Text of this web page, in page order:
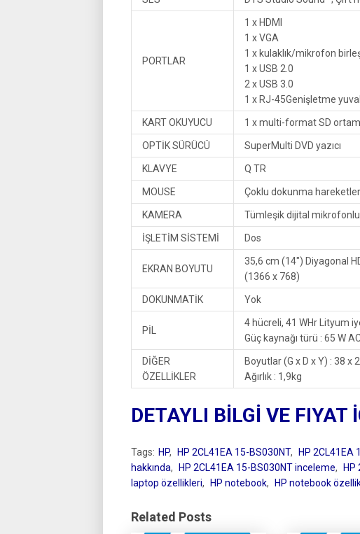
PORTLAR
1 x HDMI
1 x VGA
1 x kulaklık/mikrofon
1 x USB 2.0
2 x USB 3.0
1 x RJ-45Genişletme
KART OKUYUCU 1 x multi-format SD
OPTİK SÜRÜCÜ SuperMulti DVD yazıcı
KLAVYE Q TR
MOUSE Çoklu dokunma
KAMERA Tümleşik dijital
İŞLETİM SİSTEMİ Dos
EKRAN BOYUTU
35,6 cm (14″) Diyagonal
(1366 x 768)
DOKUNMATİK Yok
PİL
4 hücreli, 41 WHr Lityum
Güç kaynağı türü : 65 W
DİĞER
ÖZELLİKLER
Boyutlar (G x D x Y) : 38 x
Ağırlık : 1,9kg
DETAYLI BİLGİ VE FIYAT
Tags: HP, HP 2CL41EA 15-BS030NT, HP 2CL41EA
hakkında, HP 2CL41EA 15-BS030NT inceleme, HP
laptop özellikleri, HP notebook, HP notebook
Related Posts